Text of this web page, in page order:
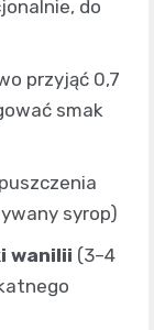
do
przyjąć 0,7
smak
syrop)
wanilii (3–4